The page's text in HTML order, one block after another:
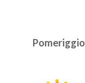
Pomeriggio